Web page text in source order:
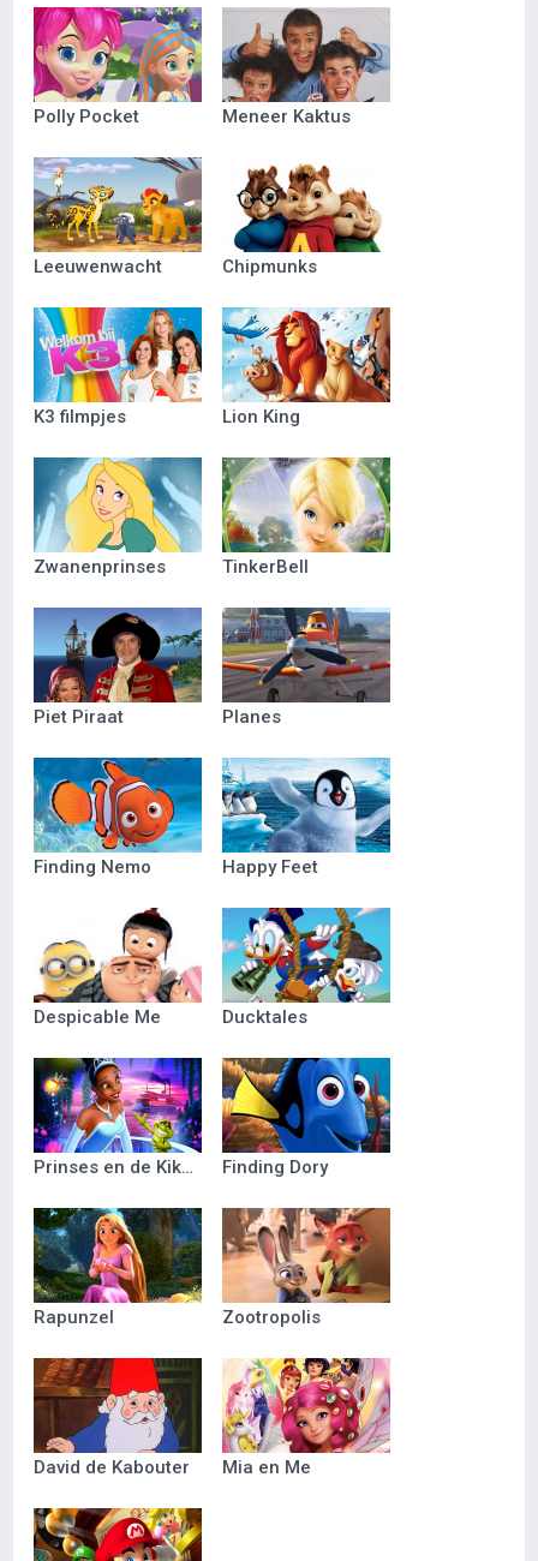
Polly Pocket Meneer Kaktus
Leeuwenwacht Chipmunks
K3 filmpjes Lion King
Zwanenprinses TinkerBell
Piet Piraat Planes
Finding Nemo Happy Feet
Despicable Me Ducktales
Prinses en de Kikker Finding Dory
Rapunzel Zootropolis
David de Kabouter Mia en Me